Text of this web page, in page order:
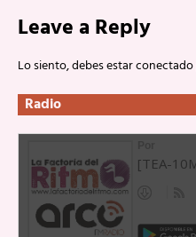
Leave a Reply
Lo siento, debes estarconectado
Radio